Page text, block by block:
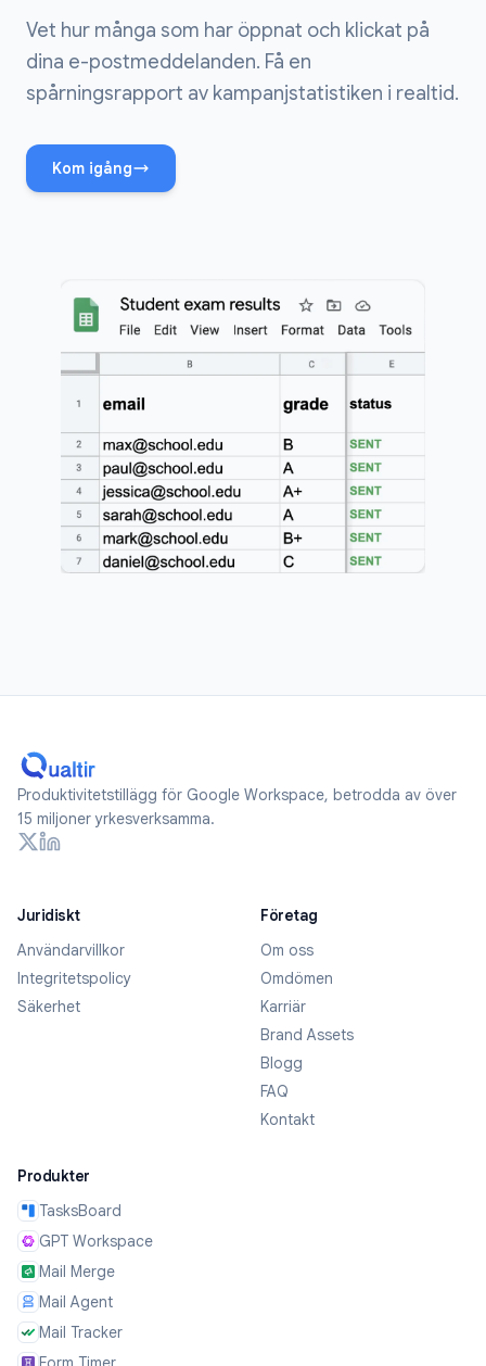
Vet hur många som har öppnat och klickat på
dina e-postmeddelanden. Få en
spårningsrapport av kampanjstatistiken i realtid.
Kom igång
Produktivitetstillägg för Google Workspace, betrodda av över
15 miljoner yrkesverksamma.
Juridiskt
Användarvillkor
Integritetspolicy
Säkerhet
Företag
Om oss
Omdömen
Karriär
Brand Assets
Blogg
FAQ
Kontakt
Produkter
TasksBoard
GPT Workspace
Mail Merge
Mail Agent
Mail Tracker